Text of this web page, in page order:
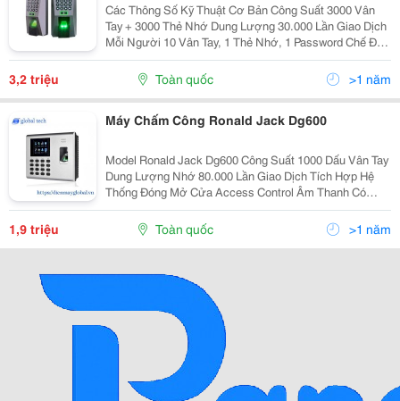
Các Thông Số Kỹ Thuật Cơ Bản Công Suất 3000 Vân
Tay + 3000 Thẻ Nhớ Dung Lượng 30.000 Lần Giao Dịch
Mỗi Người 10 Vân Tay, 1 Thẻ Nhớ, 1 Password Chế Độ
Anti Passback Có Thiết Lập Mở Cửa Nhiều Cách Cổng
Wiegand Kết Nối...
3,2 triệu Toàn quốc >1 năm
Máy Chấm Công Ronald Jack Dg600
Model Ronald Jack Dg600 Công Suất 1000 Dấu Vân Tay
Dung Lượng Nhớ 80.000 Lần Giao Dịch Tích Hợp Hệ
Thống Đóng Mở Cửa Access Control Âm Thanh Có
Password Có Hẹn Giờ Tắt Mở Máy Có Màn Hình 2.8″ Tft
1,9 triệu Toàn quốc >1 năm